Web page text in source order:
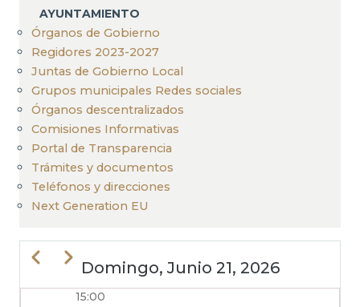
SERVICIOS
MUNICIPALES
PERFIL
DEL
CONTRATANTE
ANUNCIOS
de
ayuda
a
la
navegación
AYUNTAMIENTO
Órganos de Gobierno
Regidores 2023-2027
Juntas de Gobierno Local
Grupos municipales Redes sociales
Órganos descentralizados
Comisiones Informativas
Portal de Transparencia
Trámites y documentos
Teléfonos y direcciones
Next Generation EU
Domingo, Junio 21, 2026
AnteriorSiguiente
15:00